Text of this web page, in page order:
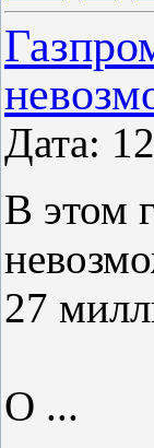
Дата:
В этом
27
О ...